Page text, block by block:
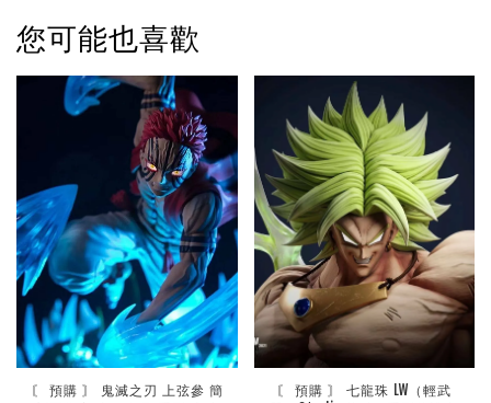
您可能也喜歡
〘 預購 〙 鬼滅之刃 上弦參 簡
〘 預購 〙 七龍珠 LW（輕武